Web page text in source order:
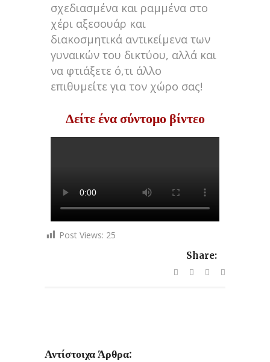
σχεδιασμένα και ραμμένα στο
χέρι αξεσουάρ και
διακοσμητικά αντικείμενα των
γυναικών του δικτύου, αλλά και
να φτιάξετε ό,τι άλλο
επιθυμείτε για τον χώρο σας!
Δείτε ένα σύντομο βίντεο
Post Views: 25
Share:
Αντίστοιχα Άρθρα: